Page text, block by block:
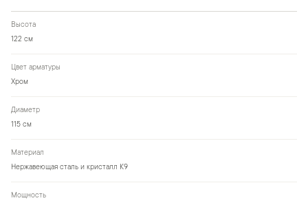
Высота
122 см
Цвет арматуры
Хром
Диаметр
115 см
Материал
Нержавеющая сталь и кристалл К9
Мощность